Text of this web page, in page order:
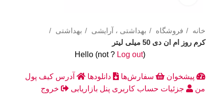
خانه فروشگاه بهداشتی ، آرایشی
بهداشتی
کرم روز ام ان دی 50 میلی لیتر
Hello (not? Log out)
پیشخوان سفارش‌ها دانلودها آدرس کیف پول
من
جزئیات حساب کاربری پنل بازاریابی خروج